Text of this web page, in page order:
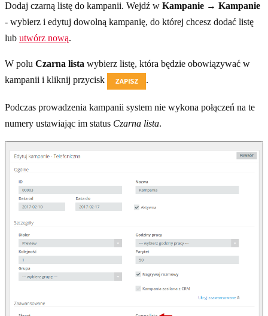
Dodaj czarną listę do kampanii. Wejdź w Kampanie → Kampanie
- wybierz i edytuj dowolną kampanię, do której chcesz dodać listę
lub utwórz nową.
W polu Czarna lista wybierz listę, która będzie obowiązywać w
kampanii i kliknij przycisk
.
Podczas prowadzenia kampanii system nie wykona połączeń na te
numery ustawiając im status Czarna lista.